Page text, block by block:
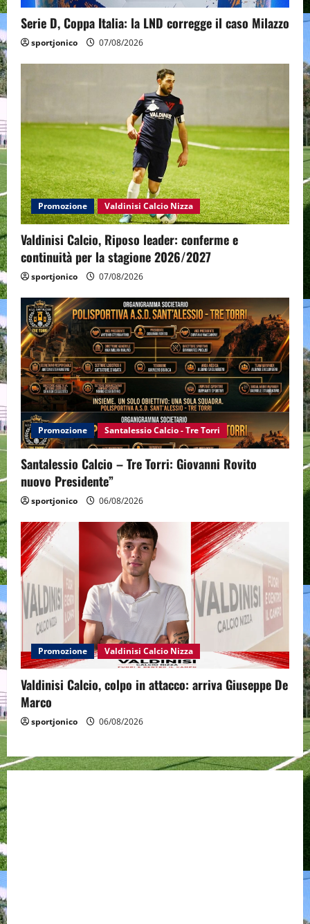
Serie D, Coppa Italia: la LND corregge il caso Milazzo
sportjonico 07/08/2026
Promozione Valdinisi Calcio Nizza
Valdinisi Calcio, Riposo leader: conferme e
continuità per la stagione 2026/2027
sportjonico 07/08/2026
Promozione Santalessio Calcio - Tre Torri
Santalessio Calcio – Tre Torri: Giovanni Rovito
nuovo Presidente”
sportjonico 06/08/2026
Promozione Valdinisi Calcio Nizza
Valdinisi Calcio, colpo in attacco: arriva Giuseppe De
Marco
sportjonico 06/08/2026